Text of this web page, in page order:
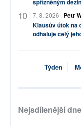
7. 8. 2026
Petr
Klausův útok na
odhaluje celý
Týden
Nejsdílenější